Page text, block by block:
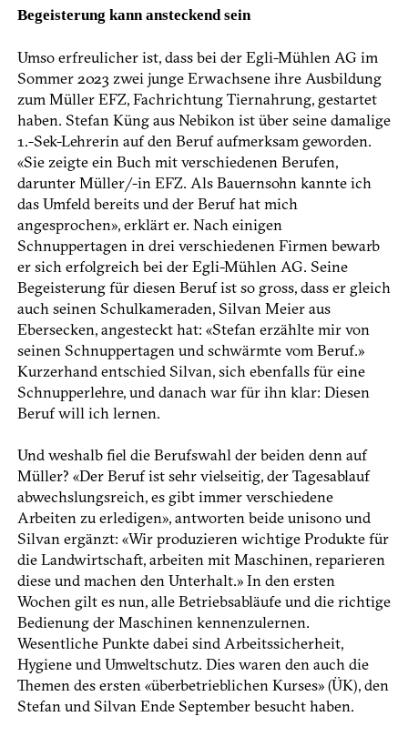
Begeisterung kann ansteckend sein
Umso erfreulicher ist, dass bei der Egli-­Mühlen AG im
Sommer 2023 zwei junge Erwachsene ihre Ausbildung
zum Müller EFZ, Fachrichtung Tiernahrung, gestartet
haben. Stefan Küng aus Nebikon ist über seine damalige
1.-Sek-Lehrerin auf den Beruf aufmerksam geworden.
«Sie zeigte ein Buch mit verschiedenen Berufen,
darunter Müller/-in EFZ. Als Bauernsohn kannte ich
das Umfeld bereits und der Beruf hat mich
angesprochen», erklärt er. Nach einigen
Schnuppertagen in drei verschiedenen Firmen bewarb
er sich erfolgreich bei der Egli-Mühlen AG. Seine
Begeisterung für diesen Beruf ist so gross, dass er gleich
auch seinen Schulkameraden, Silvan Meier aus
Ebersecken, angesteckt hat: «Stefan erzählte mir von
seinen Schnuppertagen und schwärmte vom Beruf.»
Kurzerhand entschied Silvan, sich ebenfalls für eine
Schnupperlehre, und danach war für ihn klar: Diesen
Beruf will ich lernen.
Und weshalb fiel die Berufswahl der beiden denn auf
Müller? «Der Beruf ist sehr vielseitig, der Tagesablauf
abwechslungsreich, es gibt immer verschiedene
Arbeiten zu erledigen», antworten beide unisono und
Silvan ergänzt: «Wir produzieren wichtige Produkte für
die Landwirtschaft, arbeiten mit Maschinen, reparieren
diese und machen den Unterhalt.» In den ersten
Wochen gilt es nun, alle Betriebsabläufe und die richtige
Bedienung der Maschinen kennenzulernen.
Wesentliche Punkte dabei sind Arbeitssicherheit,
Hygiene und Umweltschutz. Dies waren den auch die
Themen des ersten «überbetrieblichen Kurses» (ÜK), den
Stefan und Silvan Ende September besucht haben.